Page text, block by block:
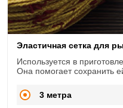
Эластичная сетка для
Используется в
Она помогает сохранить
3 метра